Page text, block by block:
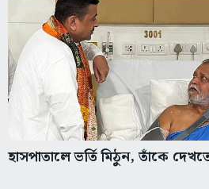
হাসপাতালে ভর্তি মিঠুন, তাঁকে